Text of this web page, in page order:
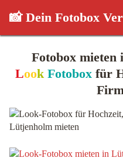
📸 Dein Fotobox
Fotobox
Look Fotoboxfür